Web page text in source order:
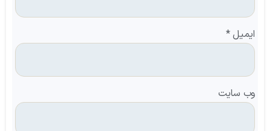
ایمیل*
وب‌ سایت